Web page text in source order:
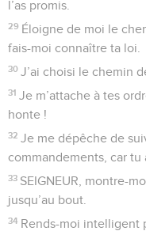
l’as promis.
29 Éloigne de moi le
fais-moi connaître ta loi.
30 J’ai choisi le chemin
31 Je m’attache à tes
honte !
32 Je me dépêche de
commandements, car
33 SEIGNEUR, montre-
jusqu’au bout.
34 Rends-moi intelligent